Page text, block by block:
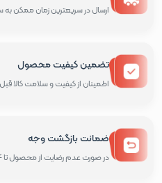
ارسال در سریعترین زمان ممکن به
تضمین کیفیت محصول
اطمینان از کیفیت و سلامت کالا
ضمانت بازگشت وجه
در صورت عدم رضایت از محصول تا 24 ساعت پس از تحویل